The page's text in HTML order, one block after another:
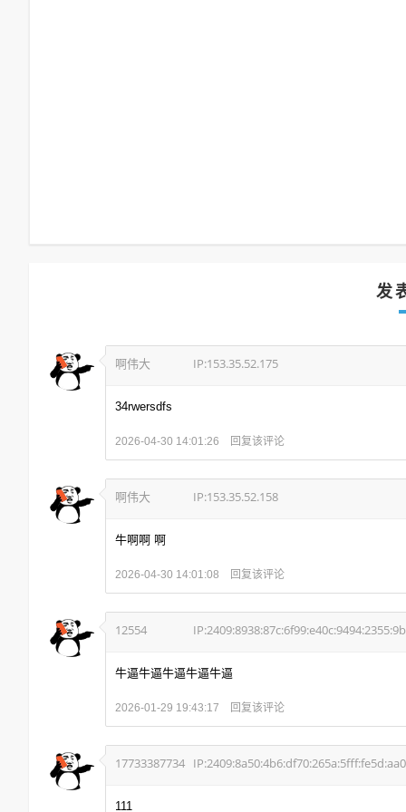
发
啊伟大 IP:153.35.52.175
34rwersdfs
2026-04-30 14:01:26 回复该评论
啊伟大 IP:153.35.52.158
牛啊啊 啊
2026-04-30 14:01:08 回复该评论
12554
牛逼牛逼牛逼牛逼牛逼
2026-01-29 19:43:17 回复该评论
17733387734 IP:2409:8a50:4b6:df70:265a:5fff:fe5d:aa0
111